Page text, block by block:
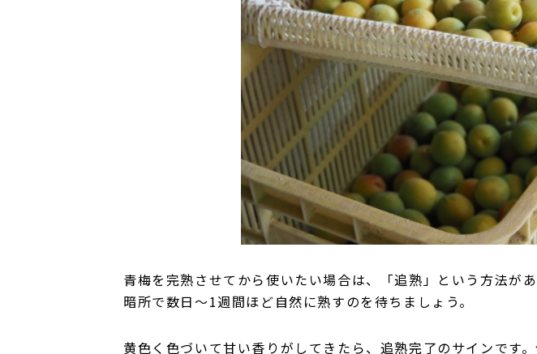
青梅を完熟させてから使いたい場合は、「追熟」という方法が
暗所で数日〜1週間ほど自然に熟すのを待ちましょう。
黄色く色づいて甘い香りがしてきたら、追熟完了のサインです